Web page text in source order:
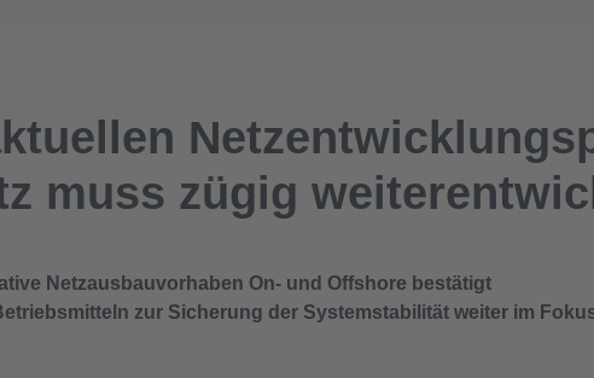
muss zügig
Netzausbauvorhaben On- und Offshore bestätigt
zur Sicherung der Systemstabilität weiter im